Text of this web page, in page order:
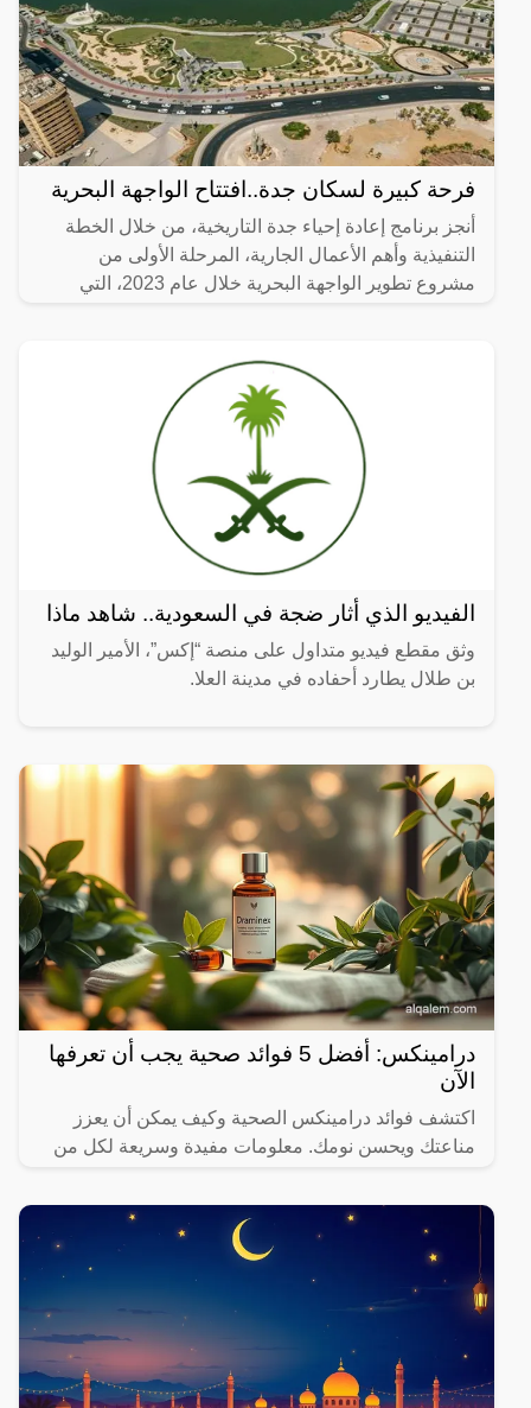
فرحة كبيرة لسكان جدة..افتتاح الواجهة البحرية
أنجز برنامج إعادة إحياء جدة التاريخية، من خلال الخطة
التنفيذية وأهم الأعمال الجارية، المرحلة الأولى من
مشروع تطوير الواجهة البحرية خلال عام 2023، التي
الفيديو الذي أثار ضجة في السعودية.. شاهد ماذا
وثق مقطع فيديو متداول على منصة “إكس”، الأمير الوليد
بن طلال يطارد أحفاده في مدينة العلا.
درامينكس: أفضل 5 فوائد صحية يجب أن تعرفها
الآن
اكتشف فوائد درامينكس الصحية وكيف يمكن أن يعزز
مناعتك ويحسن نومك. معلومات مفيدة وسريعة لكل من